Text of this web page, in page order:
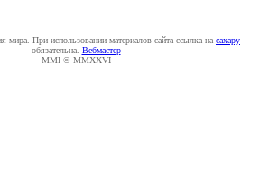
мира. При использовании материалов сайта ссылка на caxapу
обязательна. Вебмастер
MMI © MMXXVI